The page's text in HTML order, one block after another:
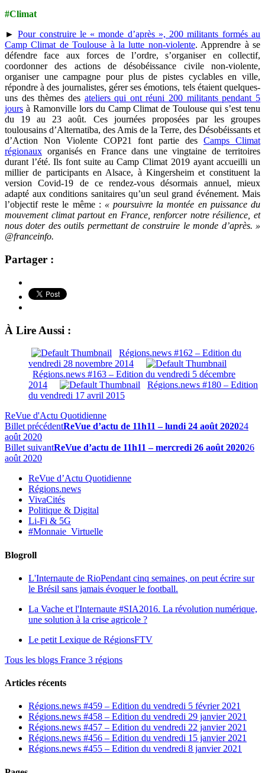
#Climat
►Pour construire le « monde d’après », 200 militants formés au
Camp Climat de Toulouse à la lutte non-violente. Apprendre à se
défendre face aux forces de l’ordre, s’organiser en collectif,
coordonner des actions de désobéissance civile non-violente,
organiser une campagne pour plus de pistes cyclables en ville,
répondre à des journalistes, gérer ses émotions, tels étaient quelques-
uns des thèmes des ateliers qui ont réuni 200 militants pendant 5
jours à Ramonville lors du Camp Climat de Toulouse qui s’est tenu
du 19 au 23 août. Ces journées proposées par les groupes
toulousains d’Alternatiba, des Amis de la Terre, des Désobéissants et
d’Action Non Violente COP21 font partie des Camps Climat
régionaux organisés en France dans une vingtaine de territoires
durant l’été. Ils font suite au Camp Climat 2019 ayant accueilli un
millier de participants en Alsace, à Kingersheim et constituent la
version Covid-19 de ce rendez-vous désormais annuel, mieux
adapté aux conditions sanitaires qu’un seul grand événement. Mais
l’objectif reste le même : « poursuivre la montée en puissance du
mouvement climat partout en France, renforcer notre résilience, et
nous doter des outils permettant de construire le monde d’après. »
@franceinfo.
Partager :
À Lire Aussi :
Régions.news #162 – Edition du
vendredi 28 novembre 2014
Régions.news #163 – Edition du vendredi 5 décembre
2014
Régions.news #180 – Edition
du vendredi 17 avril 2015
ReVue d'Actu Quotidienne
Billet précédentReVue d’actu de 11h11 – lundi 24 août 202024
août 2020
Billet suivantReVue d’actu de 11h11 – mercredi 26 août 202026
août 2020
ReVue d’Actu Quotidienne
Régions.news
VivaCités
Politique & Digital
Li-Fi & 5G
#Monnaie_Virtuelle
Blogroll
L'Internaute de RioPendant cinq semaines, on peut écrire sur
le Brésil sans jamais évoquer le football.
La Vache et l'Internaute #SIA2016. La révolution numérique,
une solution à la crise agricole ?
Le petit Lexique de RégionsFTV
Tous les blogs France 3 régions
Articles récents
Régions.news #459 – Edition du vendredi 5 février 2021
Régions.news #458 – Edition du vendredi 29 janvier 2021
Régions.news #457 – Edition du vendredi 22 janvier 2021
Régions.news #456 – Edition du vendredi 15 janvier 2021
Régions.news #455 – Edition du vendredi 8 janvier 2021